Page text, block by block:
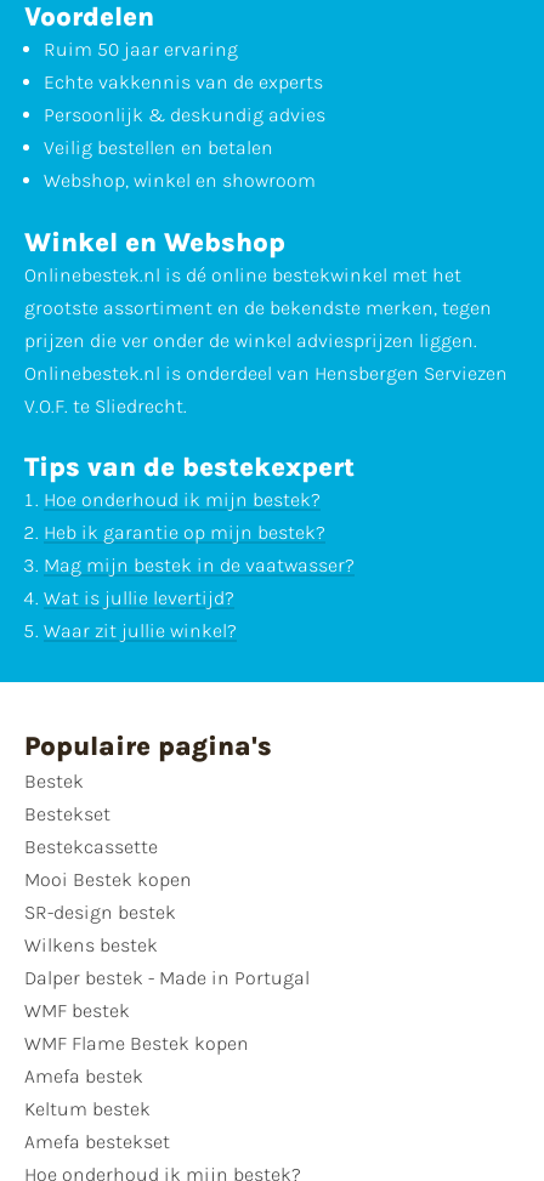
Voordelen
Ruim 50 jaar ervaring
Echte vakkennis van de experts
Persoonlijk & deskundig advies
Veilig bestellen en betalen
Webshop, winkel en showroom
Winkel en Webshop
Onlinebestek.nl is dé online bestekwinkel met het
grootste assortiment en de bekendste merken, tegen
prijzen die ver onder de winkel adviesprijzen liggen.
Onlinebestek.nl is onderdeel van Hensbergen Serviezen
V.O.F. te Sliedrecht.
Tips van de bestekexpert
Hoe onderhoud ik mijn bestek?
Heb ik garantie op mijn bestek?
Mag mijn bestek in de vaatwasser?
Wat is jullie levertijd?
Waar zit jullie winkel?
Populaire pagina's
Bestek
Bestekset
Bestekcassette
Mooi Bestek kopen
SR-design bestek
Wilkens bestek
Dalper bestek - Made in Portugal
WMF bestek
WMF Flame Bestek kopen
Amefa bestek
Keltum bestek
Amefa bestekset
Hoe onderhoud ik mijn bestek?